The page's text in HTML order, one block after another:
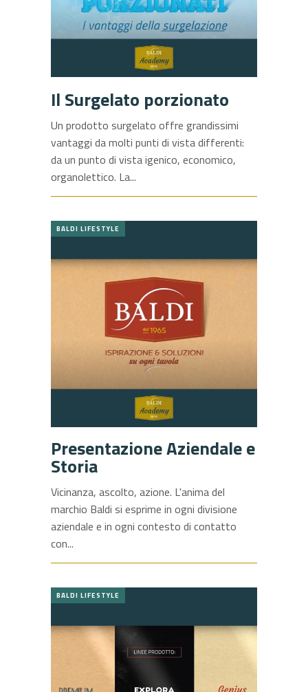
Il Surgelato porzionato
Un prodotto surgelato offre grandissimi
vantaggi da molti punti di vista differenti:
da un punto di vista igenico, economico,
organolettico. La
BALDI LIFESTYLE
Presentazione Aziendale e
Storia
Vicinanza, ascolto, azione. L'anima del
marchio Baldi si esprime in ogni divisione
aziendale e in ogni contesto di contatto
con
BALDI LIFESTYLE